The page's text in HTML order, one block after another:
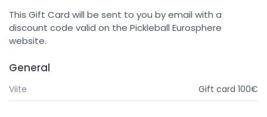
This Gift Card will be sent to you by email with a
discount code valid on the Pickleball Eurosphere
website.
General
Viite Gift card 100€